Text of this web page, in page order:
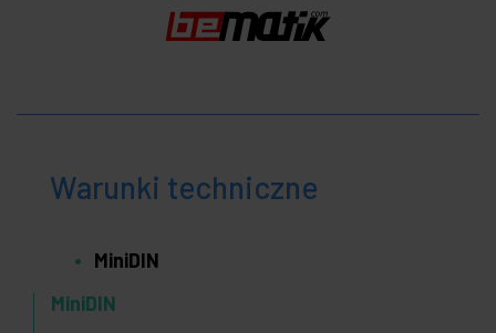
Warunki techniczne
MiniDIN
MiniDIN